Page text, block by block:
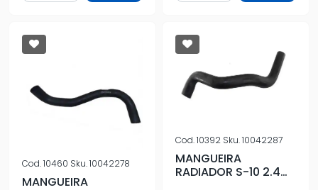
Cod.10460 Sku.10042278
MANGUEIRA
Cod.10392 Sku.10042287
MANGUEIRA
RADIADOR S-10 2.4